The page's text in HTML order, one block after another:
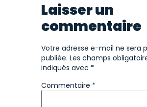
Laisser un
commentaire
Votre adresse e-mail ne sera
publiée. Les champs
indiqués avec *
Commentaire *